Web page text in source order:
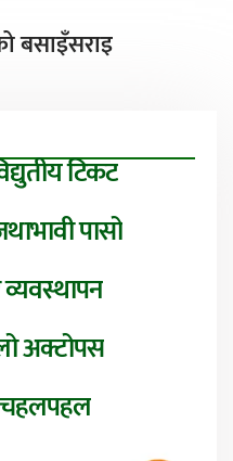
बसाइँसराइ
टिकट
पासो
अक्टोपस
चहलपहल